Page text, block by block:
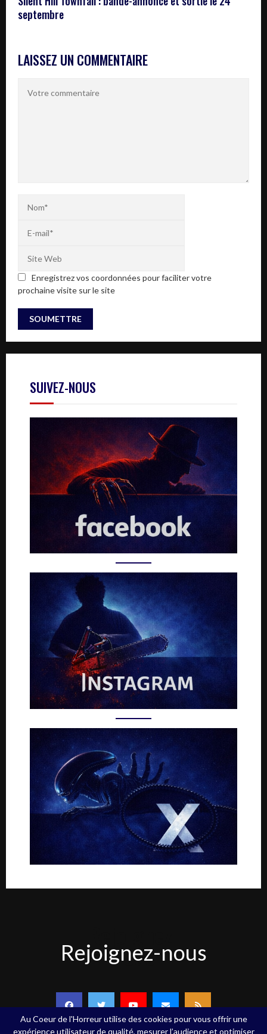
septembre
LAISSEZ UN COMMENTAIRE
Enregistrez vos coordonnées pour faciliter votre
prochaine visite sur le site
SUIVEZ-NOUS
nous
Rejoignez-nous
Au Coeur de l'Horreur utilise des cookies pour vous offrir une
expérience utilisateur de qualité, mesurer l’audience et optimiser